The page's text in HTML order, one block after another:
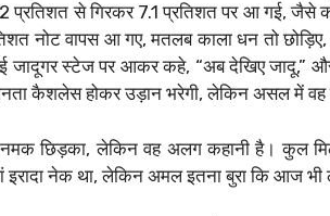
प्रतिशत से गिरकर 7.1 प्रतिशत पर आ गई,
नोट वापस आ गए, मतलब काला धन तो
जादूगर स्टेज पर आकर कहे, “अब देखिए जादू,”
कैशलेस होकर उड़ान भरेगी, लेकिन असल में
छिड़का, लेकिन वह अलग कहानी है। कुल
इरादा नेक था, लेकिन अमल इतना बुरा कि आज